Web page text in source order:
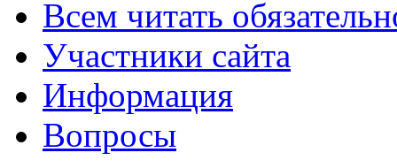
Всем читать
Участники сайта
Информация
Вопросы